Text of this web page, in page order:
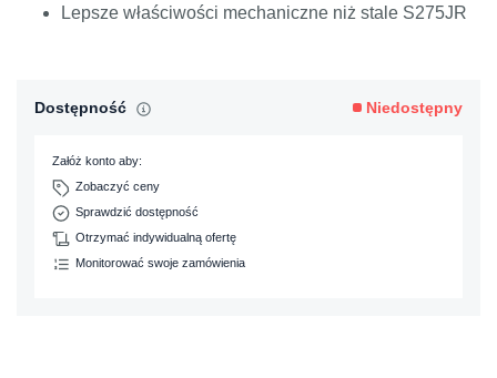
Lepsze właściwości mechaniczne niż stale S275JR
Dostępność Niedostępny
Załóż konto aby:
Zobaczyć ceny
Sprawdzić dostępność
Otrzymać indywidualną ofertę
Monitorować swoje zamówienia